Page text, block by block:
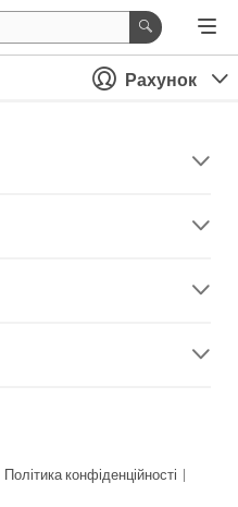
Рахунок
Політика конфіденційності